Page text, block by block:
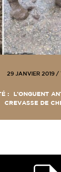
29 JANVIER 2019 /
: L’ONGUENT
CREVASSE DE